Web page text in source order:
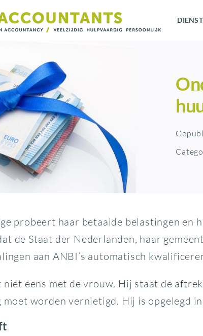
probeert haar betaalde belastingen
de Staat der Nederlanden, haar
aan ANBI’s automatisch
niet eens met de vrouw. Hij staat de
moet worden vernietigd. Hij is opgelegd